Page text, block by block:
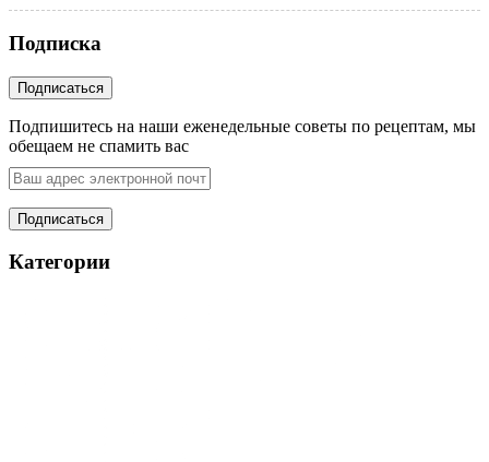
Подписка
Подпишитесь на наши еженедельные советы по рецептам, мы
обещаем не спамить вас
Категории